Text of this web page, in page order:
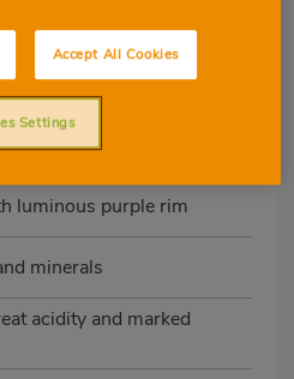
fill French oak barrel
luminous purple rim
minerals
acidity and marked
Accept All Cookies
Settings